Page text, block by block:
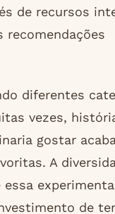
de recursos
recomendações
diferentes
vezes,
gostar
A
de